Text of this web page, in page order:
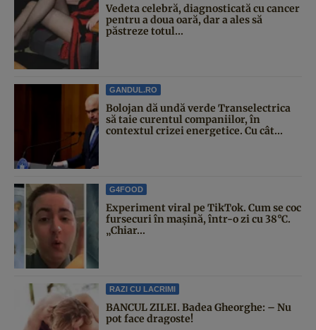
Vedeta celebră, diagnosticată cu cancer
pentru a doua oară, dar a ales să
păstreze totul...
GANDUL.RO
Bolojan dă undă verde Transelectrica
să taie curentul companiilor, în
contextul crizei energetice. Cu cât...
G4FOOD
Experiment viral pe TikTok. Cum se coc
fursecuri în mașină, într-o zi cu 38°C.
„Chiar...
RAZI CU LACRIMI
BANCUL ZILEI. Badea Gheorghe: – Nu
pot face dragoste!